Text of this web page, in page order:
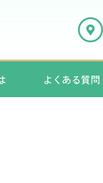
よくある質問